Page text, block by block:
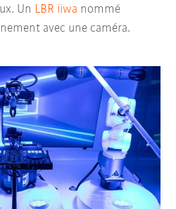
Un LBR iiwa nommé
avec une caméra.